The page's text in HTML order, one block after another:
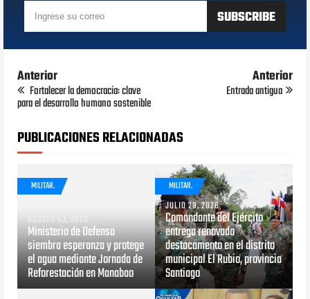
Anterior
Fortalecer la democracia: clave
para el desarrollo humano sostenible
Anterior
Entrada antigua
PUBLICACIONES RELACIONADAS
MILITAR.
AGOSTO 03, 2026
Ministerio de Defensa
siembra esperanza y protege
el agua mediante Jornada de
Reforestación en Manabao
MILITAR.
JULIO 29, 2026
Comandante del Ejército
entrega renovado
destacamento en el distrito
municipal El Rubio, provincia
Santiago